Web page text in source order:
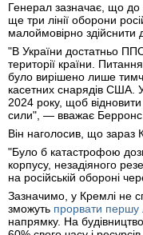
Генерал зазначає, що
ще три лінії оборони
малоймовірно здійснити
"В України достатньо
території країни.
було вирішено лише
касетних снарядів США.
2024 року, щоб відновити
сили", — вважає
Він наголосив, що зараз
"Було б катастрофою
корпусу, незадіяного
на російській обороні
Зазначимо, у Кремлі не
зможуть прорвати першу
напрямку. На